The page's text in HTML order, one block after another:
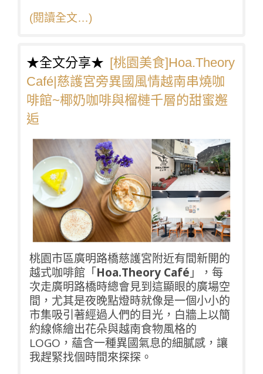
(閱讀全文…)
★全文分享★ [桃園美食]Hoa.Theory
Café|慈護宮旁異國風情越南串燒咖
啡館~椰奶咖啡與榴槤千層的甜蜜邂
逅
桃園市區廣明路橋慈護宮附近有間新開的
越式咖啡館「Hoa.Theory Café」，每
次走廣明路橋時總會見到這顯眼的廣場空
間，尤其是夜晚點燈時就像是一個小小的
市集吸引著經過人們的目光，白牆上以簡
約線條繪出花朵與越南食物風格的
LOGO，蘊含一種異國氣息的細膩感，讓
我趕緊找個時間來探探。